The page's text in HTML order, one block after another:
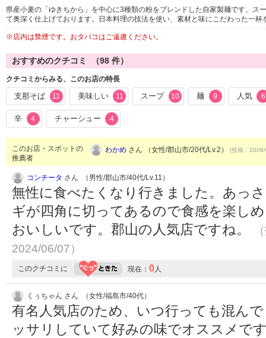
県産小麦の「ゆきちから」を中心に3種類の粉をブレンドした自家製麺です。ス
て奥深く仕上げております。日本料理の技法を使い、素材と味にこだわった一杯
※店内は禁煙です。おタバコはご遠慮ください。
おすすめのクチコミ （98 件）
クチコミからみる、このお店の特長
支那そば 11 美味しい 11 スープ 10 麺 9 人気 6
辛 4 チャーシュー 4
このお店・スポットの
推薦者
わかめ さん （女性/郡山市/20代/Lv.2） (投稿：
コンチータ さん （男性/郡山市/40代/Lv.11）
無性に食べたくなり行きました。あっ
ギが四角に切ってあるので食感を楽し
おいしいです。郡山の人気店ですね。
2024/06/07）
このクチコミに 現在： 0人
くぅちゃん さん （女性/福島市/40代）
有名人気店のため、いつ行っても混ん
ッサリしていて好みの味でオススメで